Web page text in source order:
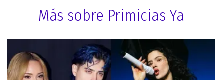
Más sobre Primicias Ya